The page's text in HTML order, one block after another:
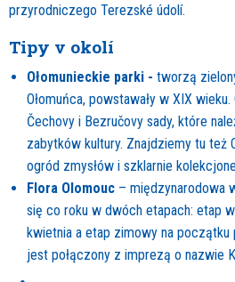
przyrodniczego Terezské údolí.
Tipy v okolí
Ołomunieckie parki - tworzą
Ołomuńca, powstawały w XIX
Čechovy i Bezručovy sady, które
zabytków kultury. Znajdziemy tu też
ogród zmysłów i szklarnie
Flora Olomouc – międzynarodowa
się co roku w dwóch etapach: etap
kwietnia a etap zimowy na
jest połączony z imprezą o nazwie